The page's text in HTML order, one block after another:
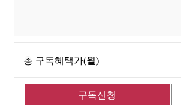
총 구독혜택가(월)